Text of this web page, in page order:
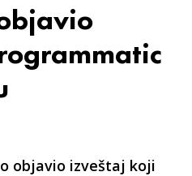
objavio izveštaj koji